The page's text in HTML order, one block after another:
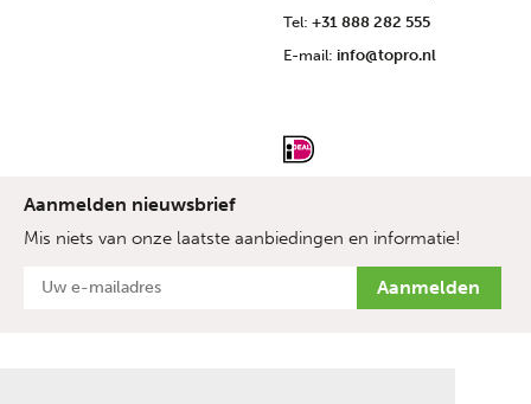
Tel: +31 888 282 555
E-mail: info@topro.nl
Aanmelden nieuwsbrief
Mis niets van onze laatste aanbiedingen en informatie!